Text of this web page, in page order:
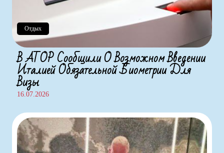
Отдых
В АТОР Сообщили О Возможном Введении
Италией Обязательной Биометрии Для
Визы
16.07.2026